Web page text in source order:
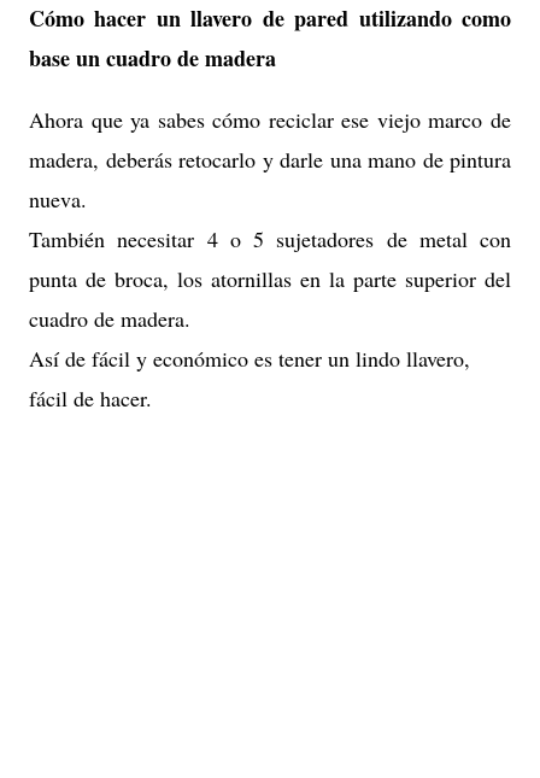
Cómo hacer un llavero de pared utilizando como
base un cuadro de madera
Ahora que ya sabes cómo reciclar ese viejo marco de
madera, deberás retocarlo y darle una mano de pintura
nueva.
También necesitar 4 o 5 sujetadores de metal con
punta de broca, los atornillas en la parte superior del
cuadro de madera.
Así de fácil y económico es tener un lindo llavero,
fácil de hacer.